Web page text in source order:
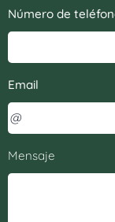
Número de
Email
Mensaje